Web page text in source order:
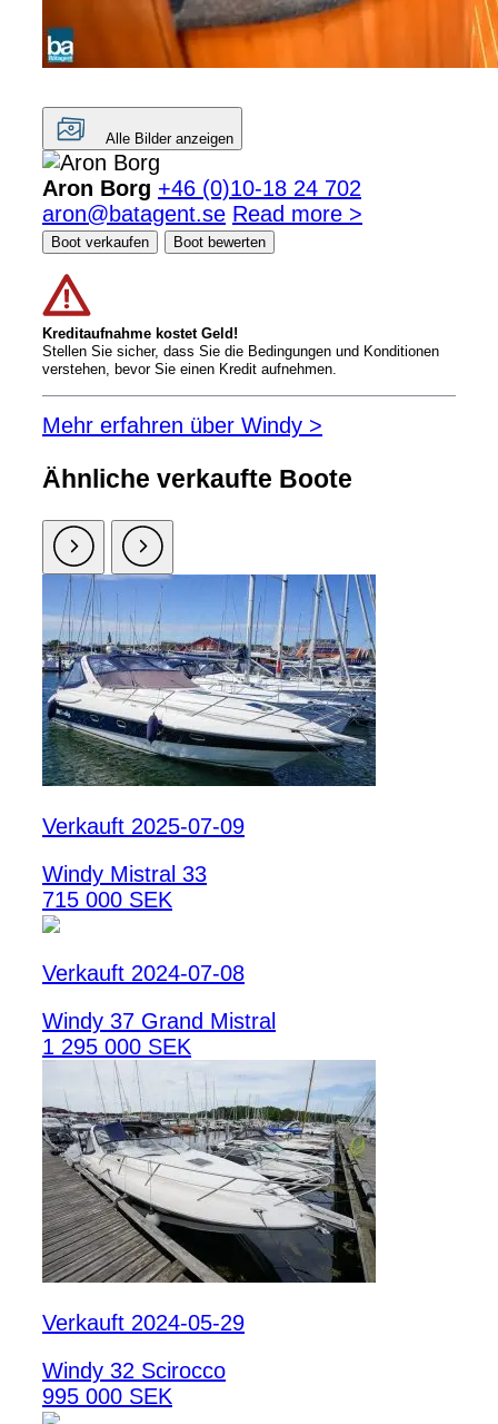
Alle Bilder anzeigen
Aron Borg +46 (0)10-18 24 702
aron@batagent.se Read more >
Boot verkaufen Boot bewerten
Kreditaufnahme kostet Geld!
Stellen Sie sicher, dass Sie die Bedingungen und Konditionen
verstehen, bevor Sie einen Kredit aufnehmen.
Mehr erfahren über Windy >
Ähnliche verkaufte Boote
Verkauft 2025-07-09
Windy Mistral 33
715 000 SEK
Verkauft 2024-07-08
Windy 37 Grand Mistral
1 295 000 SEK
Verkauft 2024-05-29
Windy 32 Scirocco
995 000 SEK